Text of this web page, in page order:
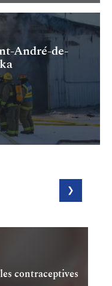
André-de-
contraceptives